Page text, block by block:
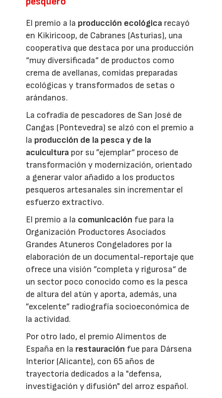
El premio a la producción ecológica recayó
en Kikiricoop, de Cabranes (Asturias), una
cooperativa que destaca por una producción
“muy diversificada“ de productos como
crema de avellanas, comidas preparadas
ecológicas y transformados de setas o
arándanos.
La cofradía de pescadores de San José de
Cangas (Pontevedra) se alzó con el premio a
la producción de la pesca y de la
acuicultura por su ”ejemplar“ proceso de
transformación y modernización, orientado
a generar valor añadido a los productos
pesqueros artesanales sin incrementar el
esfuerzo extractivo.
El premio a la comunicación fue para la
Organización Productores Asociados
Grandes Atuneros Congeladores por la
elaboración de un documental-reportaje que
ofrece una visión ”completa y rigurosa“ de
un sector poco conocido como es la pesca
de altura del atún y aporta, además, una
”excelente” radiografía socioeconómica de
la actividad.
Por otro lado, el premio Alimentos de
España en la restauración fue para Dársena
Interior (Alicante), con 65 años de
trayectoria dedicados a la "defensa,
investigación y difusión" del arroz español.